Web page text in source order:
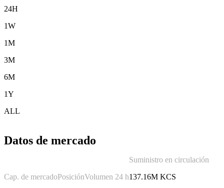
24H
1W
1M
3M
6M
1Y
ALL
Datos de mercado
Cap. de mercadoPosiciónVolumen 24 h
Suministro en circulación
137.16M KCS